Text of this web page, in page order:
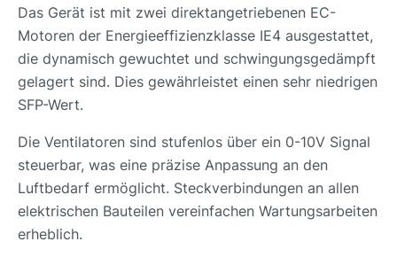
Das Gerät ist mit zwei direktangetriebenen EC-
Motoren der Energieeffizienzklasse IE4 ausgestattet,
die dynamisch gewuchtet und schwingungsgedämpft
gelagert sind. Dies gewährleistet einen sehr niedrigen
SFP-Wert.
Die Ventilatoren sind stufenlos über ein 0-10V Signal
steuerbar, was eine präzise Anpassung an den
Luftbedarf ermöglicht. Steckverbindungen an allen
elektrischen Bauteilen vereinfachen Wartungsarbeiten
erheblich.